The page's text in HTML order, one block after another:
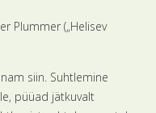
Plummer („Helisev
siin. Suhtlemine
püüad jätkuvalt